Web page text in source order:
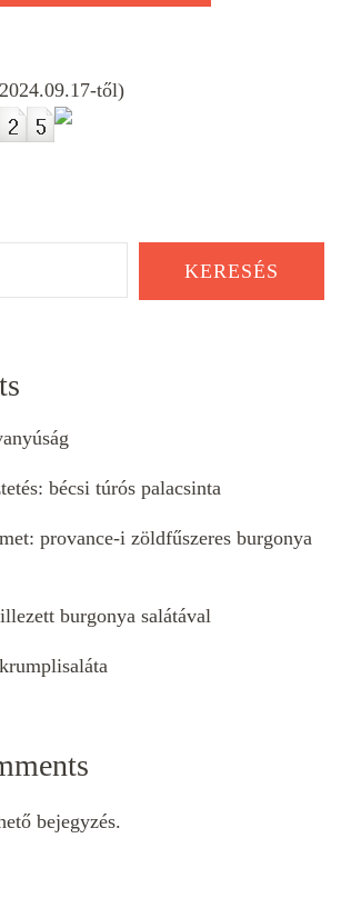
től)
KERESÉS
bécsi túrós palacsinta
provance-i zöldfűszeres burgonya
burgonya salátával
bejegyzés.